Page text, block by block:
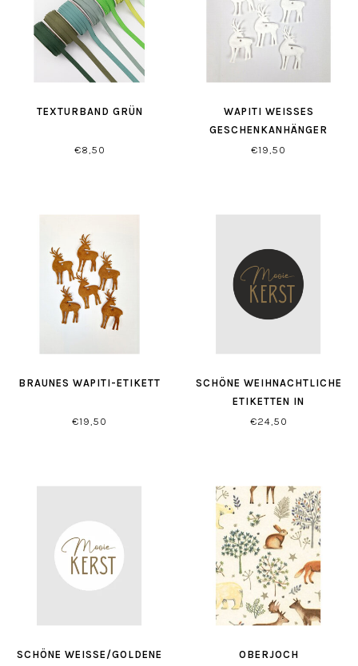
TEXTURBAND GRÜN
€8,50
WAPITI WEISSES G
ESCHENKANHÄNGER
€19,50
BRAUNES WAPITI-ETIKETT
€19,50
SCHÖNE WEIHNACHTLICHE
ETIKETTEN IN
SCHWARZ/GOLD XL (500
€24,50
SCHÖNE WEISSE/GOLDENE W OBERJOCH